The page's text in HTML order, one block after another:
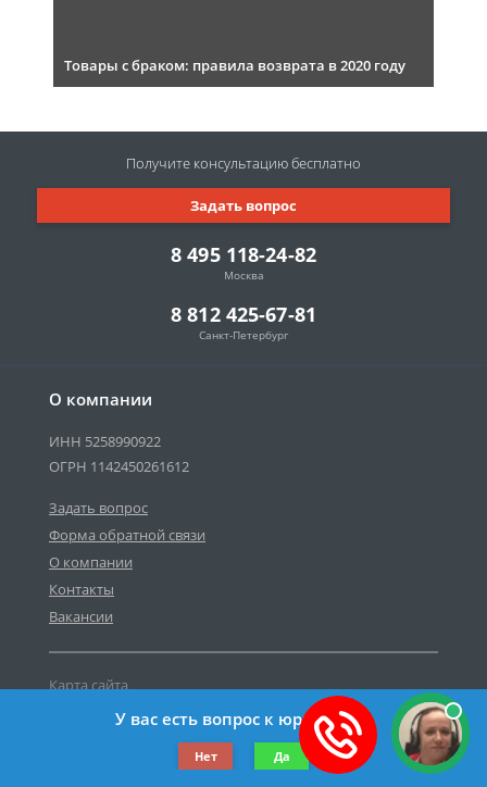
Товары с браком: правила возврата в 2020 году
О компании
ИНН 5258990922
ОГРН 1142450261612
Задать вопрос
Форма обратной связи
О компании
Контакты
Вакансии
©2019-2026 Все права защищены.
Карта сайта
Политика персональных данных
8 495 118-24-82
Москва
8 812 425-67-81
Санкт-Петербург
Задать вопрос
Получите консультациюбесплатно
У вас есть вопрос к юристу?
Нет Да